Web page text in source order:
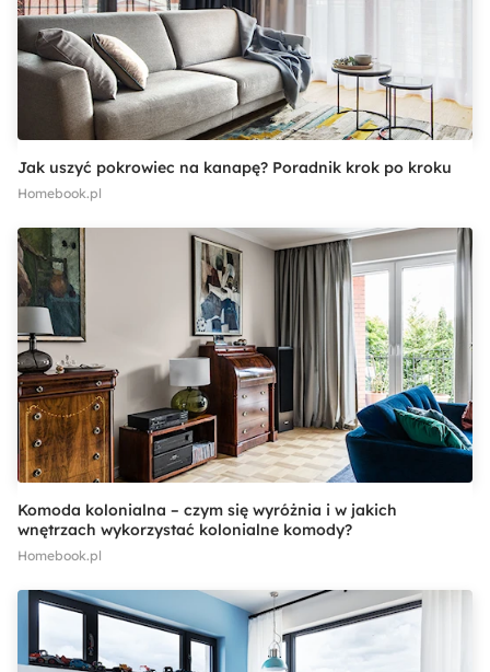
Jak uszyć pokrowiec na kanapę? Poradnik krok po kroku
Homebook.pl
Komoda kolonialna – czym się wyróżnia i w jakich
wnętrzach wykorzystać kolonialne komody?
Homebook.pl